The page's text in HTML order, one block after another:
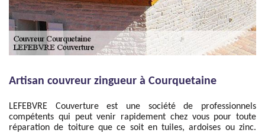
Artisan couvreur zingueur à Courquetaine
LEFEBVRE Couverture est une société de professionnels
compétents qui peut venir rapidement chez vous pour toute
réparation de toiture que ce soit en tuiles, ardoises ou zinc.